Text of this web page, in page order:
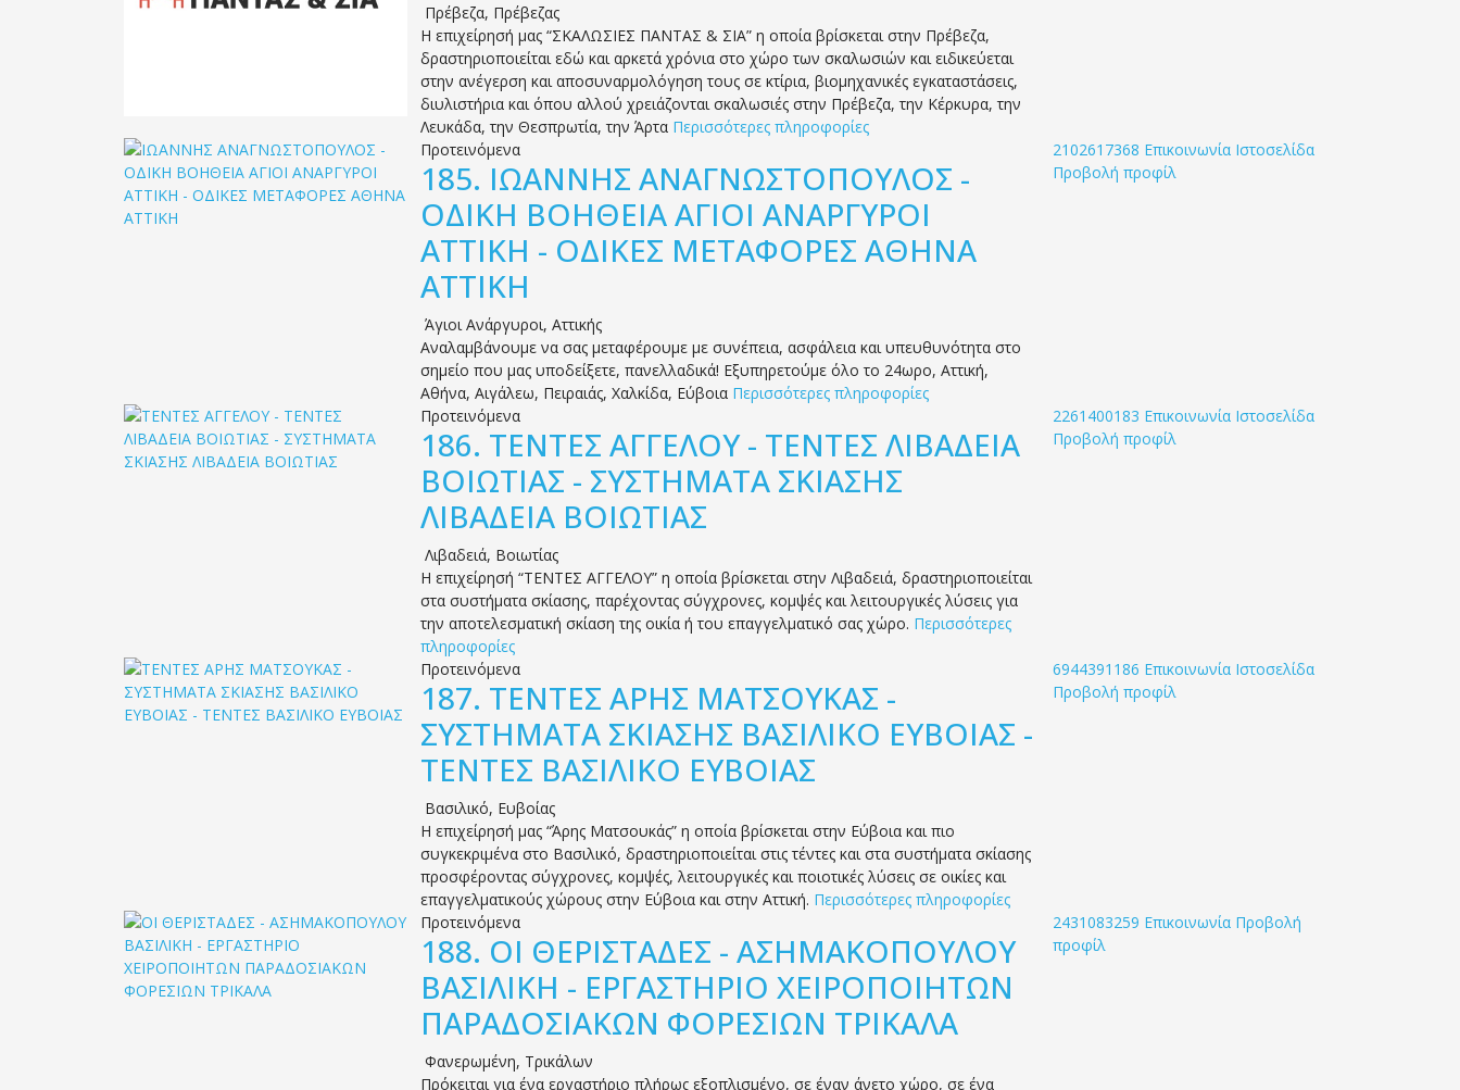
Πρέβεζα, Πρέβεζας
Η επιχείρησή μας “ΣΚΑΛΩΣΙΕΣ ΠΑΝΤΑΣ & ΣΙΑ” η οποία βρίσκεται στην Πρέβεζα,
δραστηριοποιείται εδώ και αρκετά χρόνια στο χώρο των σκαλωσιών και ειδικεύεται
στην ανέγερση και αποσυναρμολόγηση τους σε κτίρια, βιομηχανικές εγκαταστάσεις,
διυλιστήρια και όπου αλλού χρειάζονται σκαλωσιές στην Πρέβεζα, την Κέρκυρα, την
Λευκάδα, την Θεσπρωτία, την Άρτα Περισσότερες πληροφορίες
Προτεινόμενα
185. ΙΩΑΝΝΗΣ ΑΝΑΓΝΩΣΤΟΠΟΥΛΟΣ -
ΟΔΙΚΗ ΒΟΗΘΕΙΑ ΑΓΙΟΙ ΑΝΑΡΓΥΡΟΙ
ΑΤΤΙΚΗ - ΟΔΙΚΕΣ ΜΕΤΑΦΟΡΕΣ ΑΘΗΝΑ
ΑΤΤΙΚΗ
Άγιοι Ανάργυροι, Αττικής
Αναλαμβάνουμε να σας μεταφέρουμε με συνέπεια, ασφάλεια και υπευθυνότητα στο
σημείο που μας υποδείξετε, πανελλαδικά! Εξυπηρετούμε όλο το 24ωρο, Αττική,
Αθήνα, Αιγάλεω, Πειραιάς, Χαλκίδα, Εύβοια Περισσότερες πληροφορίες
2102617368 Επικοινωνία Ιστοσελίδα
Προβολή προφίλ
Προτεινόμενα
186. ΤΕΝΤΕΣ ΑΓΓΕΛΟΥ - ΤΕΝΤΕΣ ΛΙΒΑΔΕΙΑ
ΒΟΙΩΤΙΑΣ - ΣΥΣΤΗΜΑΤΑ ΣΚΙΑΣΗΣ
ΛΙΒΑΔΕΙΑ ΒΟΙΩΤΙΑΣ
Λιβαδειά, Βοιωτίας
Η επιχείρησή “ΤΕΝΤΕΣ ΑΓΓΕΛΟΥ” η οποία βρίσκεται στην Λιβαδειά, δραστηριοποιείται
στα συστήματα σκίασης, παρέχοντας σύγχρονες, κομψές και λειτουργικές λύσεις για
την αποτελεσματική σκίαση της οικία ή του επαγγελματικό σας χώρο. Περισσότερες
πληροφορίες
2261400183 Επικοινωνία Ιστοσελίδα
Προβολή προφίλ
Προτεινόμενα
187. ΤΕΝΤΕΣ ΑΡΗΣ ΜΑΤΣΟΥΚΑΣ -
ΣΥΣΤΗΜΑΤΑ ΣΚΙΑΣΗΣ ΒΑΣΙΛΙΚΟ ΕΥΒΟΙΑΣ -
ΤΕΝΤΕΣ ΒΑΣΙΛΙΚΟ ΕΥΒΟΙΑΣ
Βασιλικό, Ευβοίας
Η επιχείρησή μας “Άρης Ματσουκάς” η οποία βρίσκεται στην Εύβοια και πιο
συγκεκριμένα στο Βασιλικό, δραστηριοποιείται στις τέντες και στα συστήματα σκίασης
προσφέροντας σύγχρονες, κομψές, λειτουργικές και ποιοτικές λύσεις σε οικίες και
επαγγελματικούς χώρους στην Εύβοια και στην Αττική. Περισσότερες πληροφορίες
6944391186 Επικοινωνία Ιστοσελίδα
Προβολή προφίλ
Προτεινόμενα
188. ΟΙ ΘΕΡΙΣΤΑΔΕΣ - ΑΣΗΜΑΚΟΠΟΥΛΟΥ
ΒΑΣΙΛΙΚΗ - ΕΡΓΑΣΤΗΡΙΟ ΧΕΙΡΟΠΟΙΗΤΩΝ
ΠΑΡΑΔΟΣΙΑΚΩΝ ΦΟΡΕΣΙΩΝ ΤΡΙΚΑΛΑ
Φανερωμένη, Τρικάλων
Πρόκειται για ένα εργαστήριο πλήρως εξοπλισμένο, σε έναν άνετο χώρο, σε ένα
2431083259 Επικοινωνία Προβολή
προφίλ